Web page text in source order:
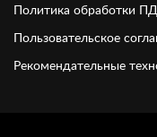
Политика обработки ПД
Пользовательское
Рекомендательные